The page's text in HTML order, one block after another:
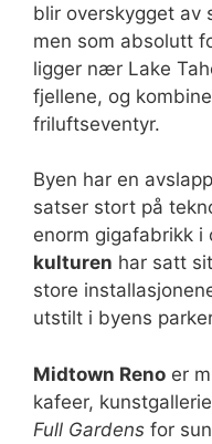
blir overskygget av
men som absolutt
ligger nær Lake
fjellene, og
friluftseventyr.
Byen har en
satser stort på
enorm gigafabrikk i
kulturen har satt
store
utstilt i byens
Midtown Reno er
kafeer,
Full Gardens for